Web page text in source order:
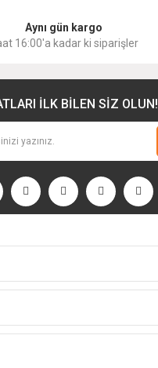
Aynı gün kargo
16:00'a kadar ki siparişler
İLK BİLEN SİZ OLUN!